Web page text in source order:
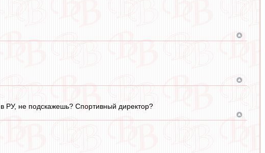
в РУ, не подскажешь? Спортивный директор?